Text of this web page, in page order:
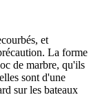
et
La forme
de marbre, qu'ils
sont d'une
sur les bateaux